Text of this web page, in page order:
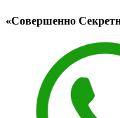
«Совершенно